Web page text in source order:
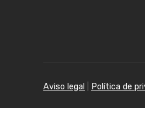
Aviso legal Política de